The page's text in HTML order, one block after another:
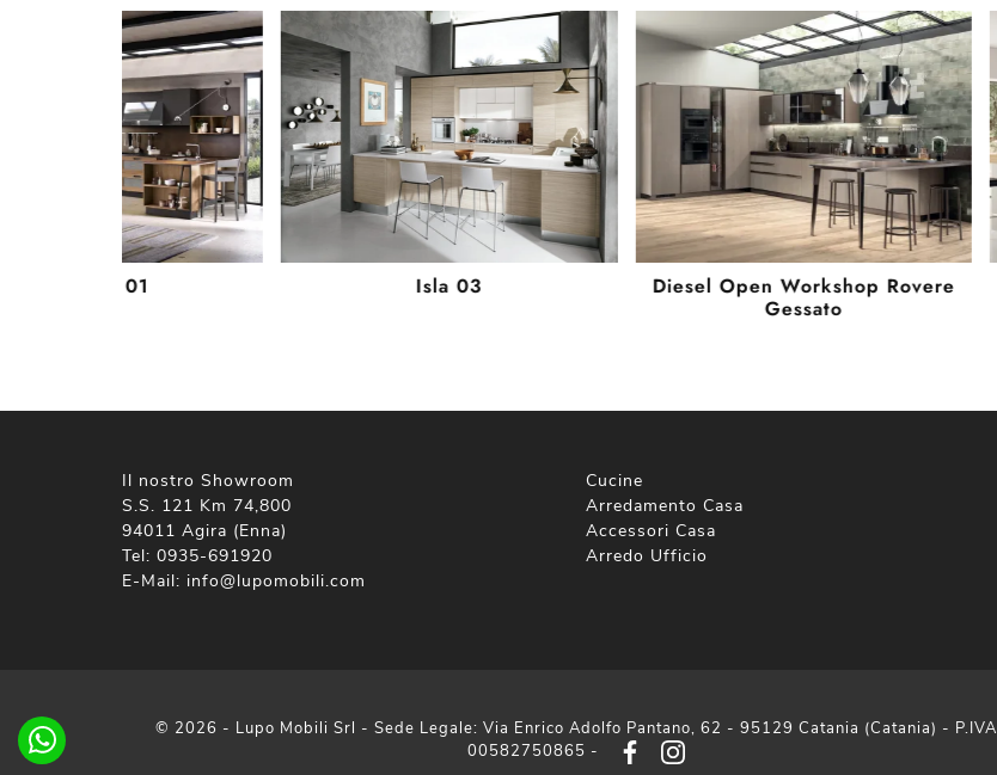
Daytona 01 Isla 03
Diesel Open Workshop Rovere
Gessato
Il nostro Showroom
S.S. 121 Km 74,800
94011 Agira (Enna)
Tel: 0935-691920
E-Mail: info@lupomobili.com
Cucine
Arredamento Casa
Accessori Casa
Arredo Ufficio
© 2026 - Lupo Mobili Srl - Sede Legale: Via Enrico Adolfo Pantano, 62 - 95129 Catania (Catania) - P.IVA
00582750865 -